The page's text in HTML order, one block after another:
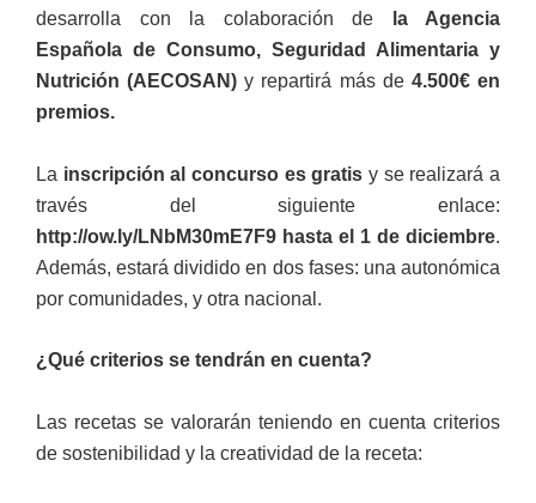
desarrolla con la colaboración de
la Agencia
Española de Consumo, Seguridad Alimentaria y
Nutrición (AECOSAN)y repartirá más de 4.500€ en
premios.
La inscripción al concurso es gratis y se realizaráa
través del siguiente enlace:
http://ow.ly/LNbM30mE7F9 hasta el 1 de diciembre.
Además, estará dividido en dos fases: una autonómica
por comunidades, y otra nacional.
¿Qué criterios se tendrán en cuenta?
Las recetas se valorarán teniendo en cuenta criterios
de sostenibilidad y la creatividad de la receta: